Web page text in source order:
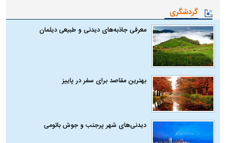
گردشگری
معرفی جاذبه‌های دیدنی و طبیعی دیلمان
بهترین مقاصد برای سفر در پاییز
دیدنی‌های شهر پرجنب و جوش باتومی